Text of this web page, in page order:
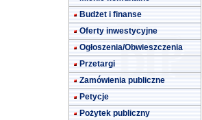
Budżet i finanse
Oferty inwestycyjne
Ogłoszenia/Obwieszczenia
Przetargi
Zamówienia publiczne
Petycje
Pożytek publiczny